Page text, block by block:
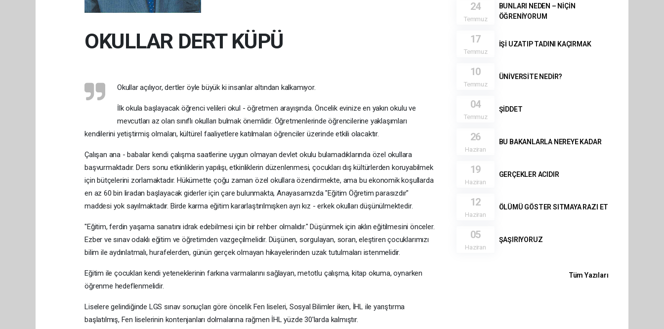
OKULLAR DERT KÜPÜ
Okullar açılıyor, dertler öyle büyük ki insanlar altından kalkamıyor.
İlk okula başlayacak öğrenci velileri okul - öğretmen arayışında. Öncelik evinize en yakın okulu ve
mevcutları az olan sınıflı okulları bulmak önemlidir. Öğretmenlerinde öğrencilerine yaklaşımları
kendilerini yetiştirmiş olmaları, kültürel faaliyetlere katılmaları öğrenciler üzerinde etkili olacaktır.
Çalışan ana - babalar kendi çalışma saatlerine uygun olmayan devlet okulu bulamadıklarında özel okullara
başvurmaktadır. Ders sonu etkinliklerin yapılışı, etkinliklerin düzenlenmesi, çocukları dış kültürlerden koruyabilmek
için bütçelerini zorlamaktadır. Hükümette çoğu zaman özel okullara özendirmekte, ama bu ekonomik koşullarda
en az 60 bin liradan başlayacak giderler için çare bulunmakta, Anayasamızda "Eğitim Öğretim parasızdır"
maddesi yok sayılmaktadır. Birde karma eğitim kararlaştırılmışken ayrı kız - erkek okulları düşünülmektedir.
"Eğitim, ferdin yaşama sanatını idrak edebilmesi için bir rehber olmalıdır." Düşünmek için aklın eğitilmesini önceler.
Ezber ve sınav odaklı eğitim ve öğretimden vazgeçilmelidir. Düşünen, sorgulayan, soran, eleştiren çocuklarımızı
bilim ile aydınlatmalı, hurafelerden, günün gerçek olmayan hikayelerinden uzak tutulmaları istenmelidir.
Eğitim ile çocukları kendi yeteneklerinin farkına varmalarını sağlayan, metotlu çalışma, kitap okuma, oynarken
öğrenme hedeflenmelidir.
Liselere gelindiğinde LGS sınav sonuçları göre öncelik Fen liseleri, Sosyal Bilimler iken, İHL ile yarıştırma
başlatılmış, Fen liselerinin kontenjanları dolmalarına rağmen İHL yüzde 30'larda kalmıştır.
24
Temmuz
BUNLARI NEDEN – NİÇİN
ÖĞRENİYORUM
17
Temmuz
İŞİ UZATIP TADINI KAÇIRMAK
10
Temmuz
ÜNİVERSİTE NEDİR?
04
Temmuz
ŞİDDET
26
Haziran
BU BAKANLARLA NEREYE KADAR
19
Haziran
GERÇEKLER ACIDIR
12
Haziran
ÖLÜMÜ GÖSTER SITMAYA RAZI ET
05
Haziran
ŞAŞIRIYORUZ
Tüm Yazıları